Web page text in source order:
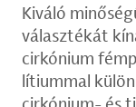
Kiváló
választékát
cirkónium
lítiummal